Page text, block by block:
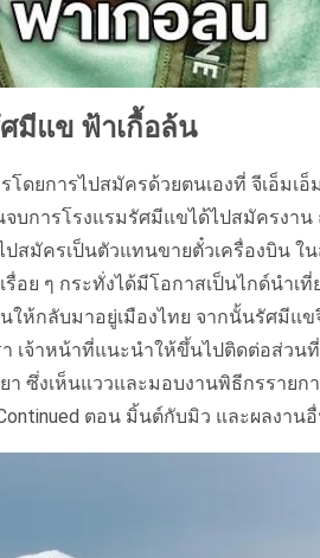
มีแข ฟ้าเกื้อล้น
รโดยการไปสมัครด้วยตนเองที่ จีเอ็มเ
จบการโรงแรมรัศมีแขได้ไปสมัครงา
สมัครเป็นตัวแทนขายตั๋วเครื่องบิน ใ
อย ๆ กระทั่งได้มีโอกาสเป็นไกด์นำเ
ห้กลับมาอยู่เมืองไทย จากนั้นรัศมีแข
เจ้าหน้าที่แนะนำให้ขึ้นไปติดต่อส่วนที่
ซึ่งเห็นแววและมอบงานพิธีกรรายกา
ตอน มิ้นต์กับมิว และผลงาน